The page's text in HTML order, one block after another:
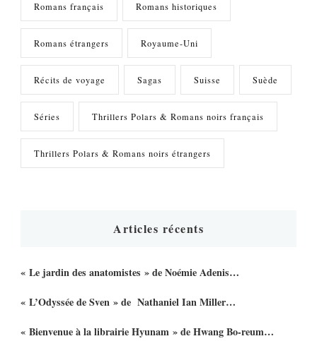
Romans français Romans historiques
Romans étrangers Royaume-Uni
Récits de voyage Sagas Suisse Suède
Séries Thrillers Polars & Romans noirs français
Thrillers Polars & Romans noirs étrangers
Articles récents
« Le jardin des anatomistes » de Noémie Adenis…
« L’Odyssée de Sven » de Nathaniel Ian Miller…
« Bienvenue à la librairie Hyunam » de Hwang Bo-reum…